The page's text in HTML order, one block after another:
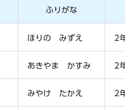
ふりがな
ほりの みずえ 2年
あきやま かすみ 2年
みやけ たかえ 2年